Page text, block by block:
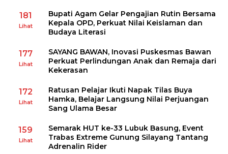
181
Lihat
Bupati Agam Gelar Pengajian Rutin Bersama
Kepala OPD, Perkuat Nilai Keislaman dan
Budaya Literasi
177
Lihat
SAYANG BAWAN, Inovasi Puskesmas Bawan
Perkuat Perlindungan Anak dan Remaja dari
Kekerasan
172
Lihat
Ratusan Pelajar Ikuti Napak Tilas Buya
Hamka, Belajar Langsung Nilai Perjuangan
Sang Ulama Besar
159
Lihat
Semarak HUT ke-33 Lubuk Basung, Event
Trabas Extreme Gunung Silayang Tantang
Adrenalin Rider